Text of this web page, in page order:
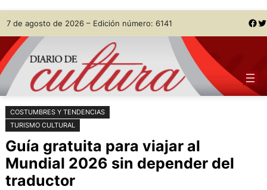
Saltar
al
contenido
Skip
to
content
7 de agosto de 2026 – Edición número: 6141 Facebook Twitter
COSTUMBRES Y TENDENCIAS
TURISMO CULTURAL
Guía gratuita para viajar al
Mundial 2026 sin depender del
traductor